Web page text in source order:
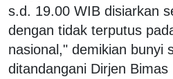
s.d. 19.00 WIB disiarkan
dengan tidak terputus
nasional," demikian bunyi
ditandangani Dirjen